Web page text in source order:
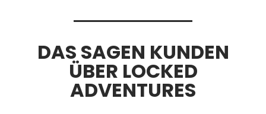
DAS SAGEN KUNDEN
ÜBER LOCKED
ADVENTURES